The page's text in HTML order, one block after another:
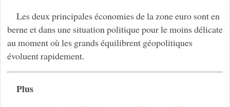
Les deux principales économies de la zone euro sont en
berne et dans une situation politique pour le moins délicate
au moment où les grands équilibrent géopolitiques
évoluent rapidement.
Plus